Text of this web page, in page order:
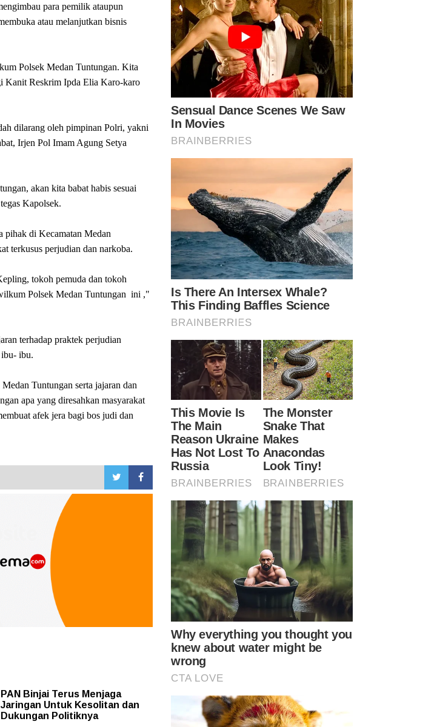
para pemilik ataupun
atau melanjutkan bisnis
Polsek Medan Tuntungan. Kita
Kanit Reskrim Ipda Elia Karo-karo
dilarang oleh pimpinan Polri, yakni
Irjen Pol Imam Agung Setya
akan kita babat habis sesuai
Kapolsek.
pihak di Kecamatan Medan
terkusus perjudian dan narkoba.
tokoh pemuda dan tokoh
Polsek Medan Tuntungan ini ,"
terhadap praktek perjudian
ibu- ibu.
Tuntungan serta jajaran dan
apa yang diresahkan masyarakat
afek jera bagi bos judi dan
PAN Binjai Terus Menjaga
Jaringan Untuk Kesolitan dan
Dukungan Politiknya